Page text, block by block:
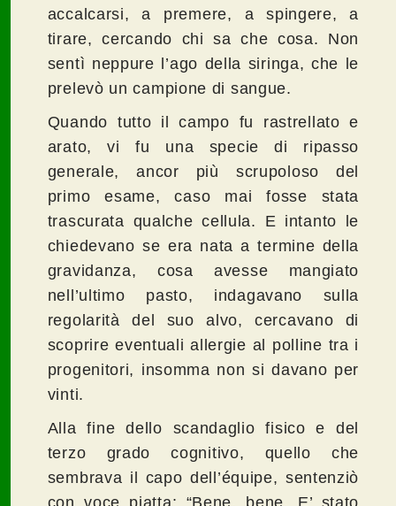
accalcarsi, a premere, a spingere, a
tirare, cercando chi sa che cosa. Non
sentì neppure l’ago della siringa, che le
prelevò un campione di sangue.
Quando tutto il campo fu rastrellato e
arato, vi fu una specie di ripasso
generale, ancor più scrupoloso del
primo esame, caso mai fosse stata
trascurata qualche cellula. E intanto le
chiedevano se era nata a termine della
gravidanza, cosa avesse mangiato
nell’ultimo pasto, indagavano sulla
regolarità del suo alvo, cercavano di
scoprire eventuali allergie al polline tra i
progenitori, insomma non si davano per
vinti.
Alla fine dello scandaglio fisico e del
terzo grado cognitivo, quello che
sembrava il capo dell’équipe, sentenziò